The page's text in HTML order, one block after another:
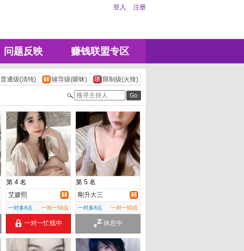
登入 注册
问题反映 赚钱联盟专区
普通级(清纯) 辅导级(暧昧) 限制级(火辣)
第 4 名
艾媛熙
一对多8点 一对一50点
一对一忙线中
第 5 名
剛升大三
一对多8点 一对一50点
休息中